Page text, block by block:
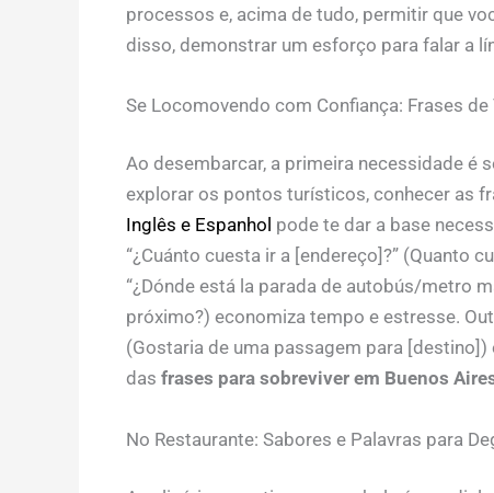
processos e, acima de tudo, permitir que
disso, demonstrar um esforço para falar a
Se Locomovendo com Confiança: Frases
Ao desembarcar, a primeira necessidade é
explorar os pontos turísticos, conhecer as
Inglês e Espanhol pode te dar a base
“¿Cuánto cuesta ir a [endereço]?” (Quanto
“¿Dónde está la parada de autobús/metro
próximo?) economiza tempo e estresse.
(Gostaria de uma passagem para
das frases para sobreviver em Buenos
No Restaurante: Sabores e Palavras para